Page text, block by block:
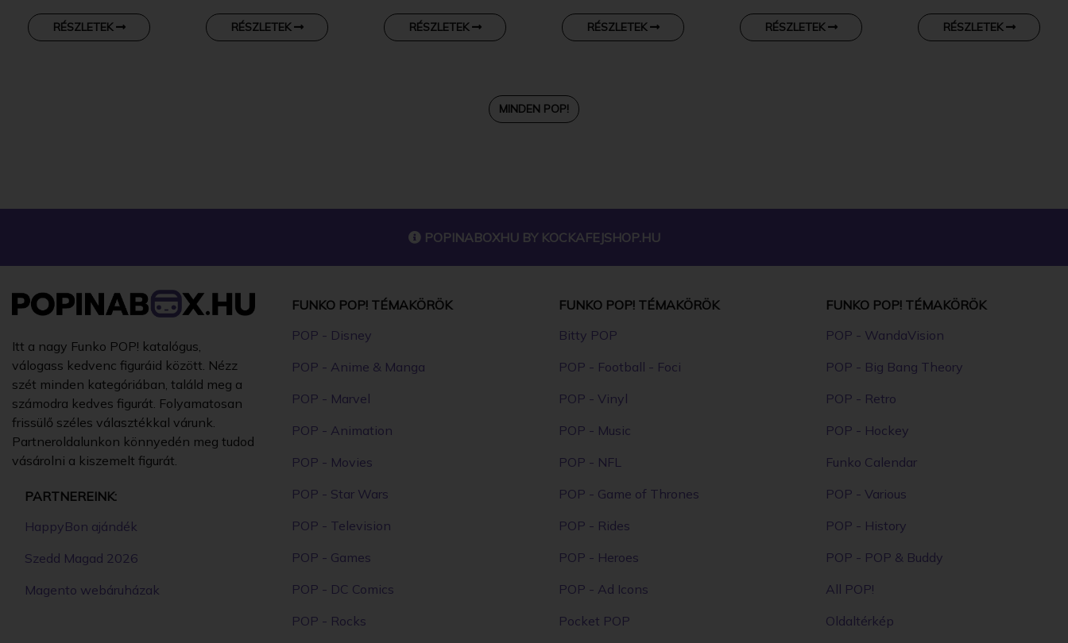
RÉSZLETEK RÉSZLETEK RÉSZLETEK RÉSZLETEK RÉSZLETEK RÉSZLETEK
MINDEN POP!
POPINABOXHU BY KOCKAFEJSHOP.HU
Itt a nagy Funko POP! katalógus,
válogass kedvenc figuráid között. Nézz
szét minden kategóriában, találd meg a
számodra kedves figurát. Folyamatosan
frissülő széles választékkal várunk.
Partneroldalunkon könnyedén meg tudod
vásárolni a kiszemelt figurát.
PARTNEREINK:
HappyBon ajándék
Szedd Magad 2026
Magento webáruházak
FUNKO POP! TÉMAKÖRÖK
POP - Disney
POP - Anime & Manga
POP - Marvel
POP - Animation
POP - Movies
POP - Star Wars
POP - Television
POP - Games
POP - DC Comics
POP - Rocks
FUNKO POP! TÉMAKÖRÖK
Bitty POP
POP - Football - Foci
POP - Vinyl
POP - Music
POP - NFL
POP - Game of Thrones
POP - Rides
POP - Heroes
POP - Ad Icons
Pocket POP
FUNKO POP! TÉMAKÖRÖK
POP - WandaVision
POP - Big Bang Theory
POP - Retro
POP - Hockey
Funko Calendar
POP - Various
POP - History
POP - POP & Buddy
All POP!
Oldaltérkép